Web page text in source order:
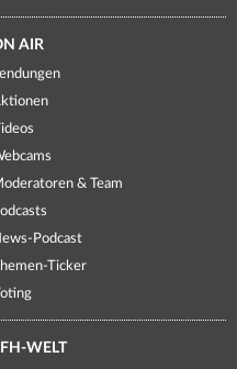
AIR
& Team
Podcast
Ticker
WELT